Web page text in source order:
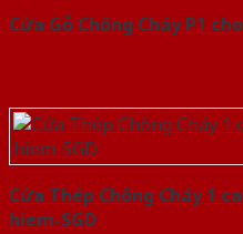
Cửa Gỗ Chống Cháy P1
Cửa Thép Chống Cháy 1
hiem-SGD